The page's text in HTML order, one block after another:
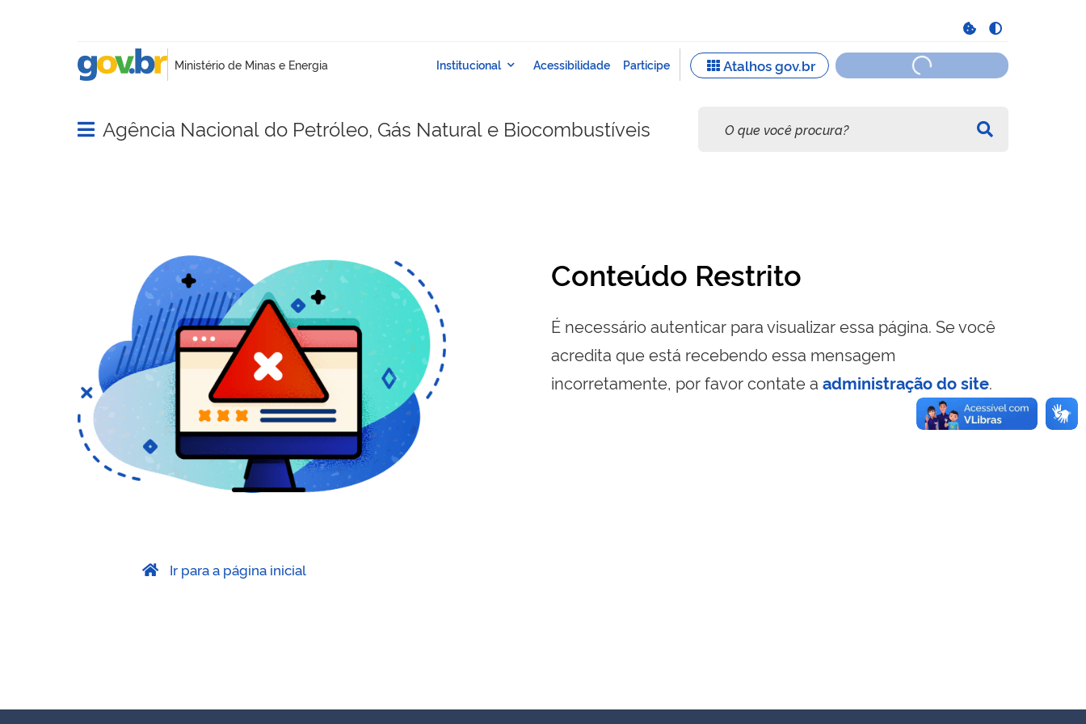
Abrir menu principal de navegação
Agência Nacional do Petróleo, Gás Natural e Biocombustíveis
Conteúdo Restrito
É necessário autenticar para visualizar essa página. Se você
acredita que está recebendo essa mensagem
incorretamente, por favor contate a administração do site.
Ir para a página inicial